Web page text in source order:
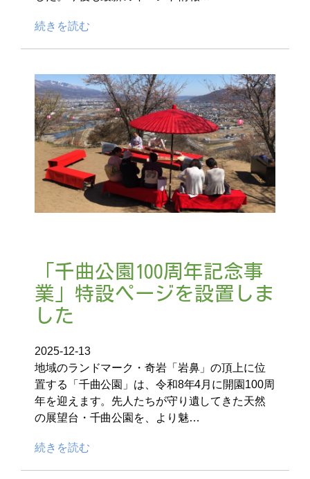
続きを読む
「千曲公園100周年記念事
業」特設ページを設置しま
した
2025-12-13
地域のランドマーク・奇岩「岩鼻」の頂上に位
置する「千曲公園」は、令和8年4月に開園100周
年を迎えます。先人たちが守り遺してきた天然
の展望台・千曲公園を、より魅…
続きを読む